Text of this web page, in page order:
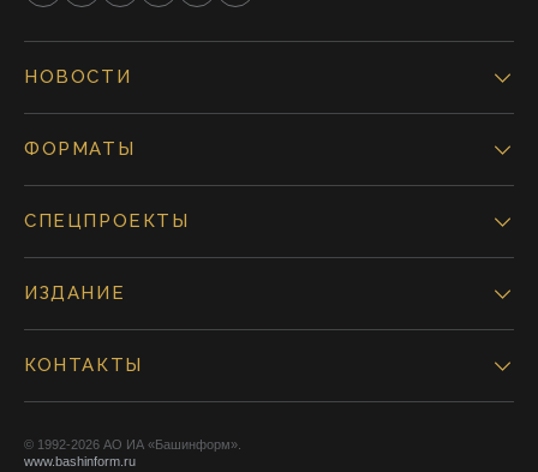
НОВОСТИ
ФОРМАТЫ
СПЕЦПРОЕКТЫ
ИЗДАНИЕ
КОНТАКТЫ
© 1992-2026 АО ИА «Башинформ».
www.bashinform.ru